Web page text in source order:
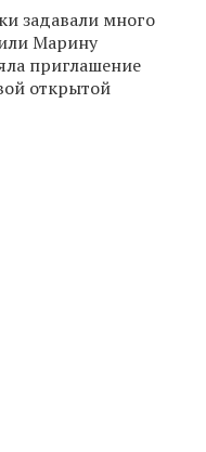
задавали много
Марину
приглашение
открытой